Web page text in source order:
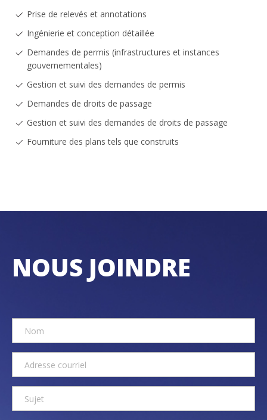
Prise de relevés et annotations
Ingénierie et conception détaillée
Demandes de permis (infrastructures et instances
gouvernementales)
Gestion et suivi des demandes de permis
Demandes de droits de passage
Gestion et suivi des demandes de droits de passage
Fourniture des plans tels que construits
NOUS JOINDRE